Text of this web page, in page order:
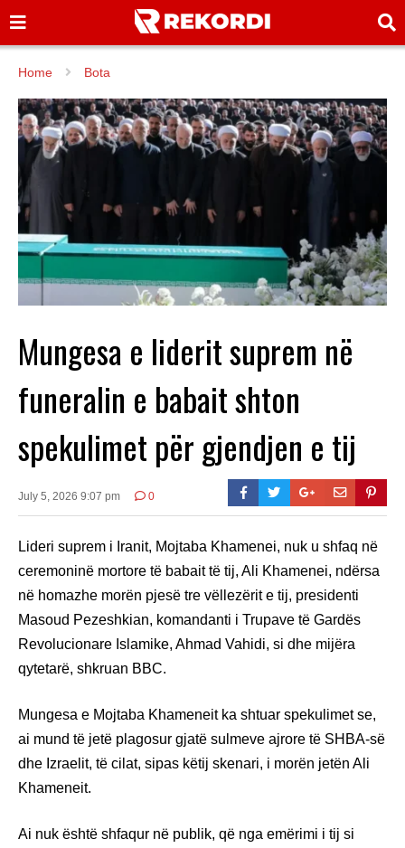
Home Bota
Mungesa e liderit suprem në
funeralin e babait shton
spekulimet për gjendjen e tij
July 5, 2026 9:07 pm 0
Lideri suprem i Iranit, Mojtaba Khamenei, nuk u shfaq në
ceremoninë mortore të babait të tij, Ali Khamenei, ndërsa
në homazhe morën pjesë tre vëllezërit e tij, presidenti
Masoud Pezeshkian, komandanti i Trupave të Gardës
Revolucionare Islamike, Ahmad Vahidi, si dhe mijëra
qytetarë, shkruan BBC.
Mungesa e Mojtaba Khameneit ka shtuar spekulimet se,
ai mund të jetë plagosur gjatë sulmeve ajrore të SHBA-së
dhe Izraelit, të cilat, sipas këtij skenari, i morën jetën Ali
Khameneit.
Ai nuk është shfaqur në publik, që nga emërimi i tij si